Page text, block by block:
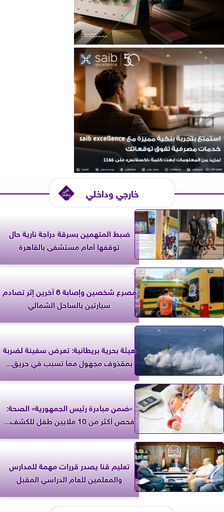
خارجي وداخلي
ضبط المتهمين بسرقة دراجة نارية حال
توقفها أمام مستشفى بالقاهرة
مصرع شخصين وإصابة 6 آخرين إثر تصادم
سيارتين بالساحل الشمالي
‎هيئة بحرية بريطانية: تعرض سفينة لضربة
بمقذوف مجهول مما تسبب في حريق...
«ضمن مبادرة رئيس الجمهورية» الصحة:
فحص أكثر من 10 ملايين طفل للكشف...
تعليم قنا يصدر قررات مهمة للمدارس
والمعلمين للعام الدراسي المقبل